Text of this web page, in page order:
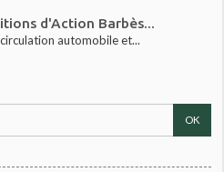
d'Action Barbès...
automobile et...